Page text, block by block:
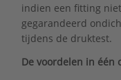
indien een fitting
gegarandeerd
tijdens de druktest.
De voordelen in één